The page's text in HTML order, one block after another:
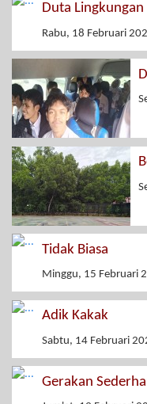
Duta Lingkungan
Rabu, 18 Februari
Tidak Biasa
Minggu, 15 Februari
Adik Kakak
Sabtu, 14 Februari
Gerakan